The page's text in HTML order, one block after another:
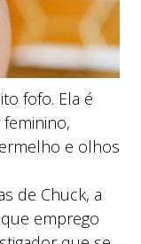
fofo. Ela é
e olhos
de Chuck, a
emprego